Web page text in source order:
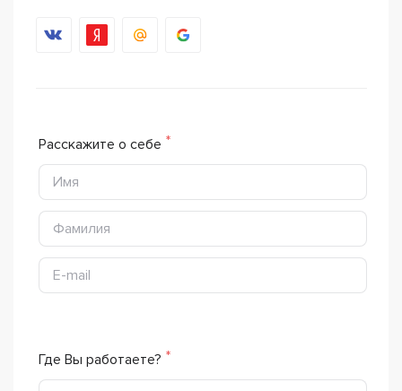
Расскажите о себе
Где Вы работаете?